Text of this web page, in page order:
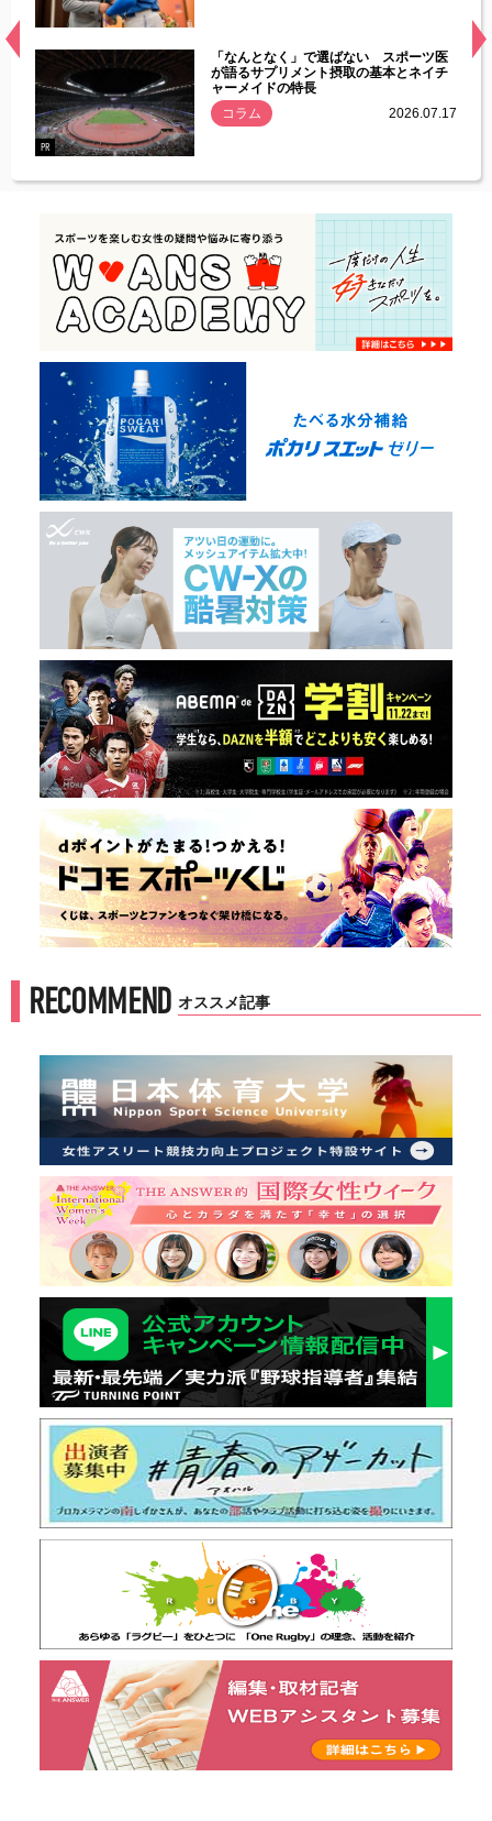
常
PR
「なんとなく」で選ばない スポーツ医
が語るサプリメント摂取の基本とネイチ
ャーメイドの特長
コラム
2026.07.17
RECOMMEND オススメ記事